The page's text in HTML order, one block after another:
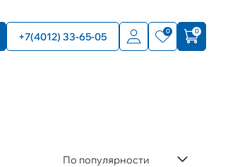
+7(4012) 33-65-05 0 0
По популярности